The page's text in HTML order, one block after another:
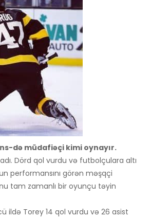
də müdafiəçi kimi oynayır.
Dörd qol vurdu və futbolçulara altı
performansını görən məşqçi
tam zamanlı bir oyunçu təyin
ildə Torey 14 qol vurdu və 26 asist